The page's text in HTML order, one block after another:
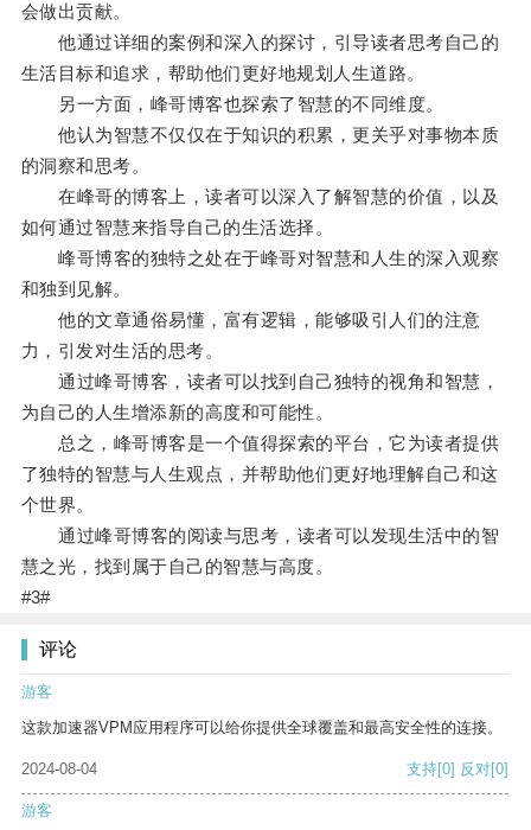
会做出贡献。
他通过详细的案例和深入的探讨，引导读者思考自己的
生活目标和追求，帮助他们更好地规划人生道路。
另一方面，峰哥博客也探索了智慧的不同维度。
他认为智慧不仅仅在于知识的积累，更关乎对事物本质
的洞察和思考。
在峰哥的博客上，读者可以深入了解智慧的价值，以及
如何通过智慧来指导自己的生活选择。
峰哥博客的独特之处在于峰哥对智慧和人生的深入观察
和独到见解。
他的文章通俗易懂，富有逻辑，能够吸引人们的注意
力，引发对生活的思考。
通过峰哥博客，读者可以找到自己独特的视角和智慧，
为自己的人生增添新的高度和可能性。
总之，峰哥博客是一个值得探索的平台，它为读者提供
了独特的智慧与人生观点，并帮助他们更好地理解自己和这
个世界。
通过峰哥博客的阅读与思考，读者可以发现生活中的智
慧之光，找到属于自己的智慧与高度。
#3#
评论
游客
这款加速器VPM应用程序可以给你提供全球覆盖和最高安全性的连接。
2024-08-04 支持[0] 反对[0]
游客